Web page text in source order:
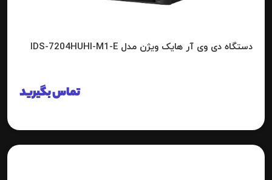
دستگاه دی وی آر هایک ویژن مدل IDS-7204HUHI-M1-E
تماس بگیرید